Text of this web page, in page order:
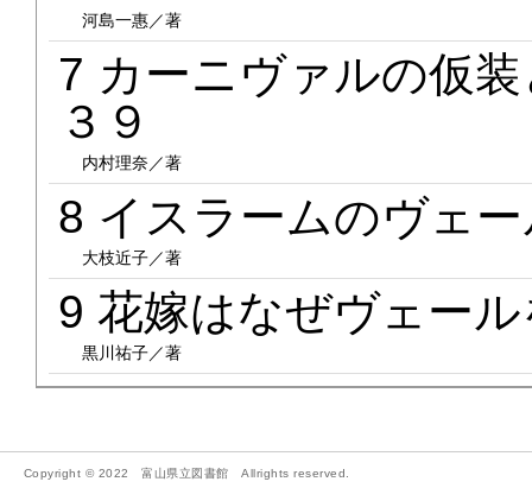
河島一惠／著
7 カーニヴァルの仮
３９
内村理奈／著
8 イスラームのヴェ
大枝近子／著
9 花嫁はなぜヴェー
黒川祐子／著
Copyright © 2022 富山県立図書館 Allrights reserved.